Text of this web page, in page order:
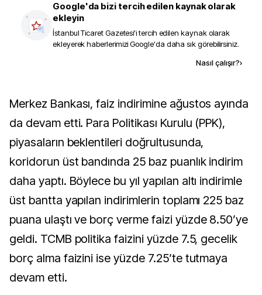
Google'da bizi tercih edilen kaynak olarak
ekleyin
İstanbul Ticaret Gazetesi'i tercih edilen kaynak olarak
ekleyerek haberlerimizi Google'da daha sık görebilirsiniz.
Nasıl çalışır?›
Merkez Bankası, faiz indirimine ağustos ayında
da devam etti. Para Politikası Kurulu (PPK),
piyasaların beklentileri doğrultusunda,
koridorun üst bandında 25 baz puanlık indirim
daha yaptı. Böylece bu yıl yapılan altı indirimle
üst bantta yapılan indirimlerin toplamı 225 baz
puana ulaştı ve borç verme faizi yüzde 8.50’ye
geldi. TCMB politika faizini yüzde 7.5, gecelik
borç alma faizini ise yüzde 7.25’te tutmaya
devam etti.